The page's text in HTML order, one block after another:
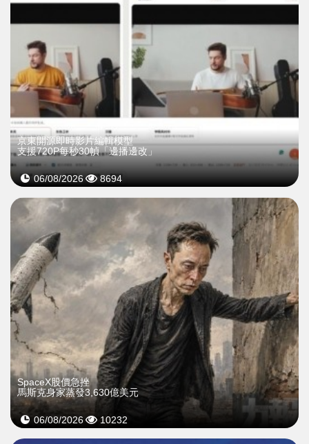
京東開源即時影片編輯模型
支援720P每秒30幀「邊播邊改」
06/08/2026 8694
SpaceX股價急挫
馬斯克身家蒸發3,630億美元
06/08/2026 10232